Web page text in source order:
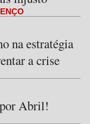
na estratégia
a crise
Abril!